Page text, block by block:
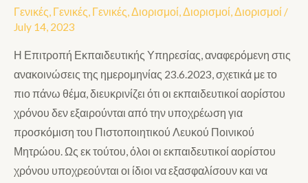
Γενικές, Γενικές, Γενικές,Διορισμοί,Διορισμοί,Διορισμοί /
July 14, 2023
Η Επιτροπή Εκπαιδευτικής Υπηρεσίας, αναφερόμενη στις
ανακοινώσεις της ημερομηνίας 23.6.2023, σχετικά με το
πιο πάνω θέμα, διευκρινίζει ότι οι εκπαιδευτικοί αορίστου
χρόνου δεν εξαιρούνται από την υποχρέωση για
προσκόμιση του Πιστοποιητικού Λευκού Ποινικού
Μητρώου. Ως εκ τούτου, όλοι οι εκπαιδευτικοί αορίστου
χρόνου υποχρεούνται οι ίδιοι να εξασφαλίσουν και να